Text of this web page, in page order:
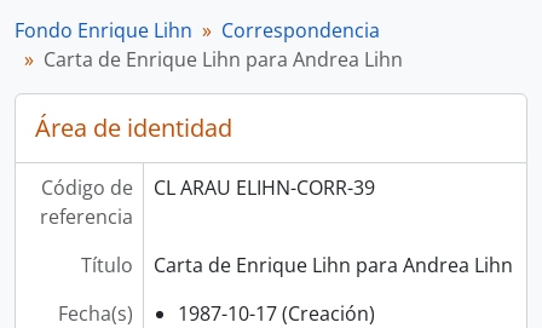
Fondo Enrique Lihn
Correspondencia
Carta de Enrique Lihn para Andrea Lihn
Área de identidad
Código de
referencia
CL ARAU ELIHN-CORR-39
Título
Carta de Enrique Lihn para Andrea Lihn
Fecha(s)
1987-10-17 (Creación)